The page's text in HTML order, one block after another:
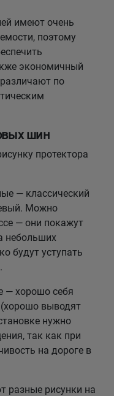
имеют очень
поэтому
экономичный
по
шин
протектора
— классический
Можно
— они покажут
небольших
будут уступать
— хорошо себя
выводят
нужно
так как при
на дороге в
разные рисунки на